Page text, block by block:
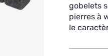
gobelets
pierres à
le